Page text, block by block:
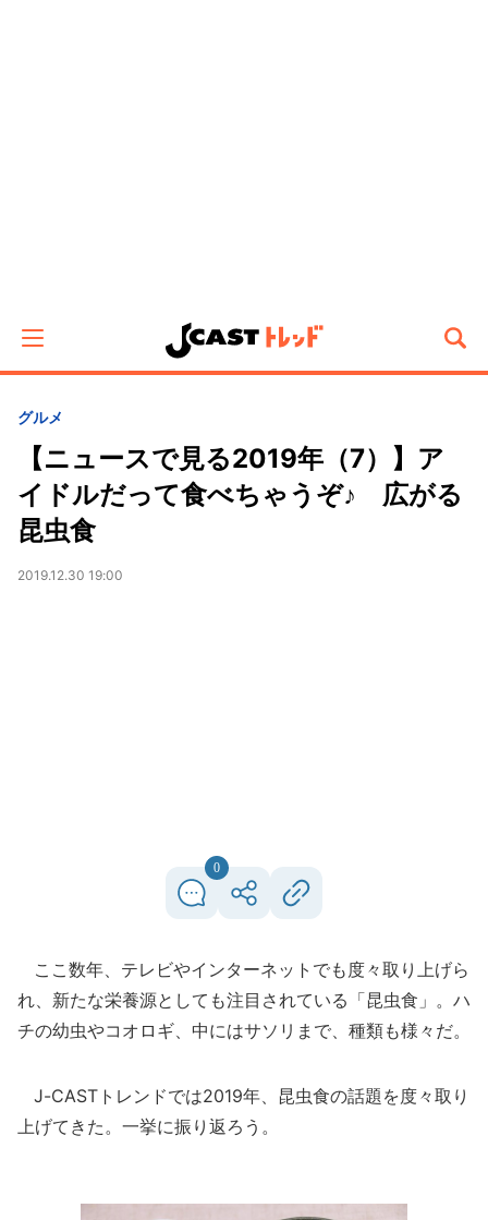
グルメ
【ニュースで見る2019年（7）】ア
イドルだって食べちゃうぞ♪ 広がる
昆虫食
2019.12.30 19:00
0
ここ数年、テレビやインターネットでも度々取り上げら
れ、新たな栄養源としても注目されている「昆虫食」。ハ
チの幼虫やコオロギ、中にはサソリまで、種類も様々だ。
J-CASTトレンドでは2019年、昆虫食の話題を度々取り
上げてきた。一挙に振り返ろう。